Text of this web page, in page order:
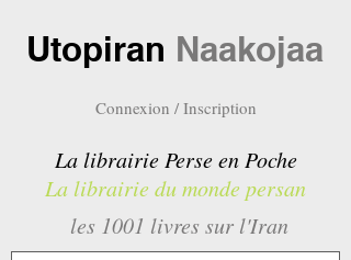
Utopiran Naakojaa
Connexion / Inscription
La librairie Perse en Poche
La librairie du monde persan
les 1001 livres sur l'Iran